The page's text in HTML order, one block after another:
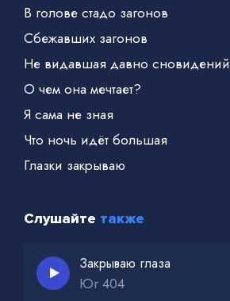
В голове стадо загонов
Сбежавших загонов
Не видавшая давно сновидений
О чем она мечтает?
Я сама не зная
Что ночь идёт большая
Глазки закрываю
Слушайте также
Закрываю глаза
Юг 404